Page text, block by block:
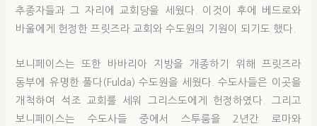
추종자들과 그 자리에 교회당을 세웠다. 이것이 후에 베드로와
바울에게 헌정한 프릿즈라 교회와 수도원의 기원이 되기도 했다.
보니페이스는 또한 바바리아 지방을 개종하기 위해 프릿즈라
동부에 유명한 풀다(Fulda) 수도원을 세웠다. 수도사들은 이곳을
개척하여 석조 교회를 세워 그리스도에게 헌정하였다. 그리고
보니페이스는 수도사들 중에서 스투룸을 2년간 로마와